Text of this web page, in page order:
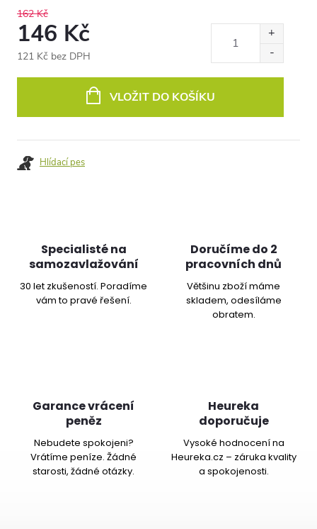
162 Kč
146 Kč
121 Kč bez DPH
VLOŽIT DO KOŠÍKU
Hlídací pes
Specialisté na
samozavlažování
30 let zkušeností. Poradíme
vám to pravé řešení.
Doručíme do 2
pracovních dnů
Většinu zboží máme
skladem, odesíláme
obratem.
Garance vrácení
peněz
Nebudete spokojeni?
Vrátíme peníze. Žádné
starosti, žádné otázky.
Heureka
doporučuje
Vysoké hodnocení na
Heureka.cz – záruka kvality
a spokojenosti.